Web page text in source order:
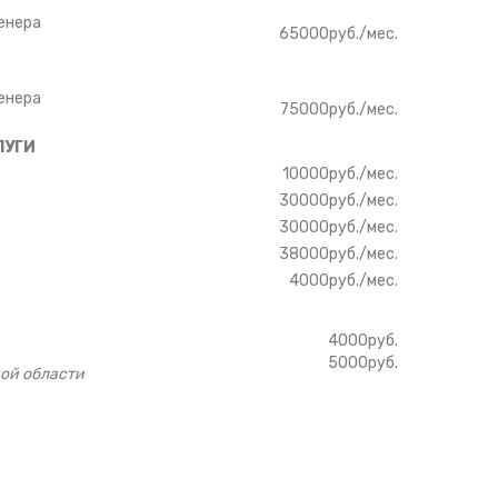
65000руб./мес.
75000руб./мес.
10000руб./мес.
30000руб./мес.
30000руб./мес.
38000руб./мес.
4000руб./мес.
области
4000руб.
5000руб.